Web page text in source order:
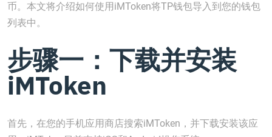
币。本文将介绍如何使用iMToken将TP钱包导入到您的钱包
列表中。
步骤一：下载并安装
iMToken
首先，在您的手机应用商店搜索iMToken，并下载安装该应